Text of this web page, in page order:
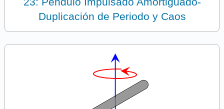
Duplicación de Periodo y Caos